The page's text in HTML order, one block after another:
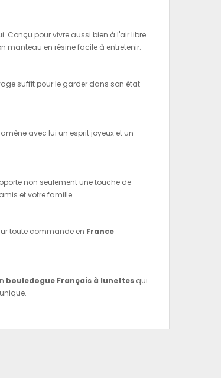
Conçu pour vivre aussi bien à l'air libre
manteau en résine facile à entretenir.
suffit pour le garder dans son état
avec lui un esprit joyeux et un
non seulement une touche de
et votre famille.
toute commande en France
bouledogue Français à lunettesqui